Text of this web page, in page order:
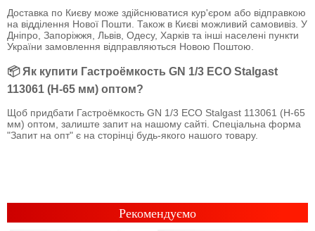
Доставка по Києву може здійснюватися кур'єром або відправкою
на відділення Нової Пошти. Також в Києві можливий самовивіз. У
Дніпро, Запоріжжя, Львів, Одесу, Харків та інші населені пункти
України замовлення відправляються Новою Поштою.
📦 Як купити Гастроёмкость GN 1/3 ECO Stalgast
113061 (Н-65 мм) оптом?
Щоб придбати Гастроёмкость GN 1/3 ECO Stalgast 113061 (Н-65
мм) оптом, залиште запит на нашому сайті. Спеціальна форма
"Запит на опт" є на сторінці будь-якого нашого товару.
Рекомендуємо